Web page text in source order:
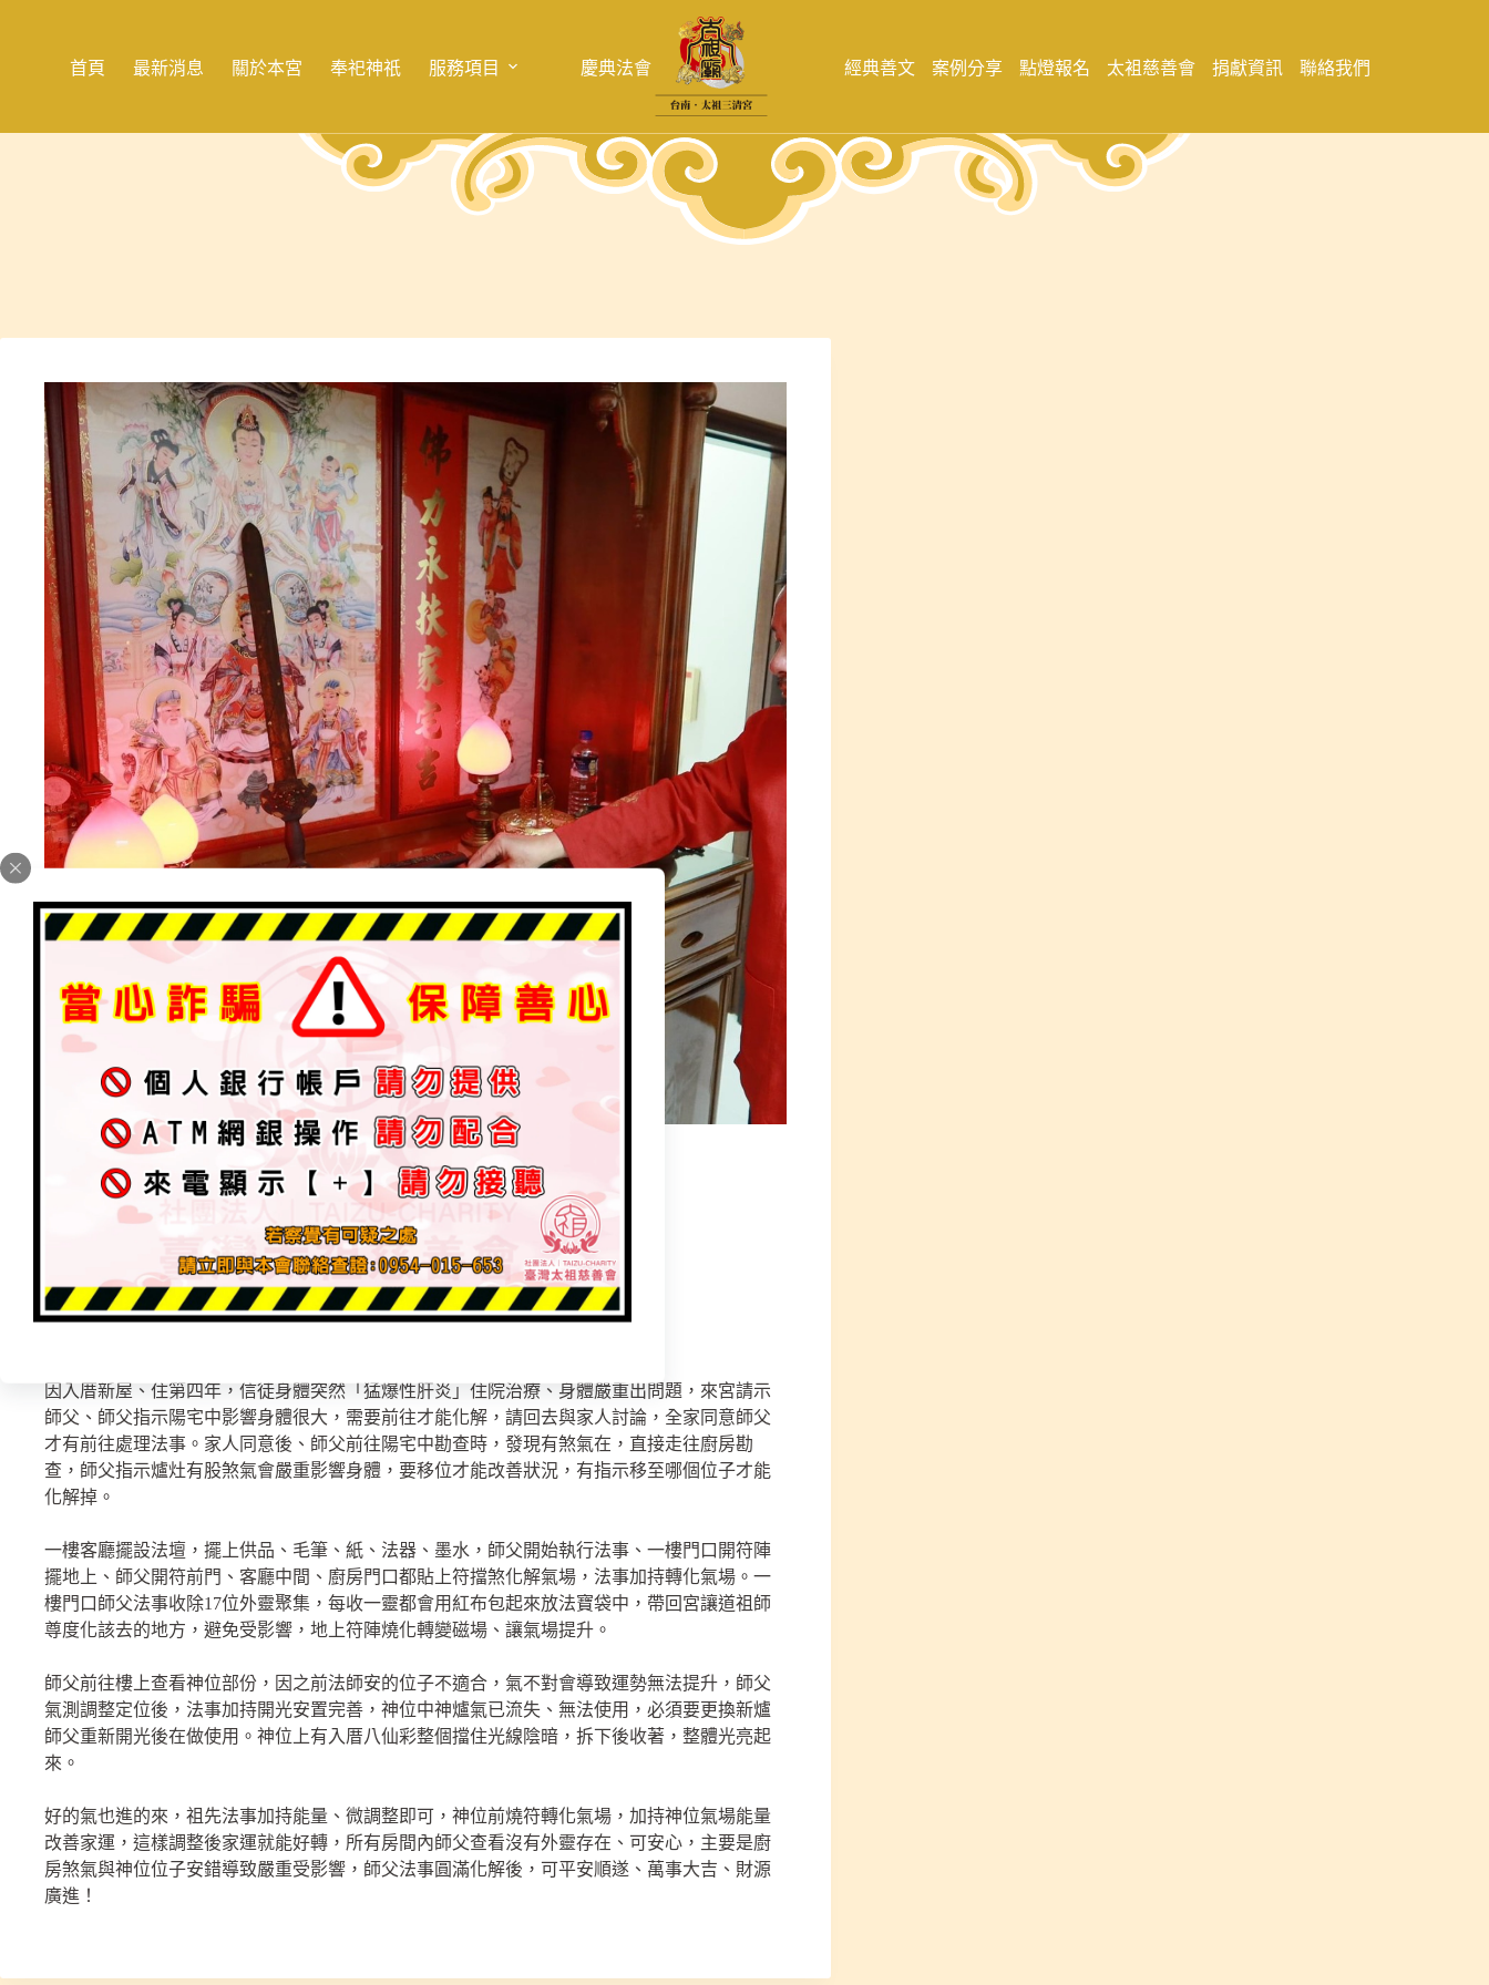
首頁 最新消息 關於本宮 奉祀神祇 服務項目 慶典法會 經典善文 案例分享 點燈報名 太袓慈善會 捐獻資訊 聯絡我們
庚子年12月24日．台南-陽宅淨化￼
出勤勘查處理篇 2022 年 3 月 20 日
加入為 Google 偏好來源
因入厝新屋、住第四年，信徒身體突然「猛爆性肝炎」住院治療、身體嚴重出問題，來宮請示
師父、師父指示陽宅中影響身體很大，需要前往才能化解，請回去與家人討論，全家同意師父
才有前往處理法事。家人同意後、師父前往陽宅中勘查時，發現有煞氣在，直接走往廚房勘
查，師父指示爐灶有股煞氣會嚴重影響身體，要移位才能改善狀況，有指示移至哪個位子才能
化解掉。
一樓客廳擺設法壇，擺上供品、毛筆、紙、法器、墨水，師父開始執行法事、一樓門口開符陣
擺地上、師父開符前門、客廳中間、廚房門口都貼上符擋煞化解氣場，法事加持轉化氣場。一
樓門口師父法事收除17位外靈聚集，每收一靈都會用紅布包起來放法寶袋中，帶回宮讓道祖師
尊度化該去的地方，避免受影響，地上符陣燒化轉變磁場、讓氣場提升。
師父前往樓上查看神位部份，因之前法師安的位子不適合，氣不對會導致運勢無法提升，師父
氣測調整定位後，法事加持開光安置完善，神位中神爐氣已流失、無法使用，必須要更換新爐
師父重新開光後在做使用。神位上有入厝八仙彩整個擋住光線陰暗，拆下後收著，整體光亮起
來。
好的氣也進的來，祖先法事加持能量、微調整即可，神位前燒符轉化氣場，加持神位氣場能量
改善家運，這樣調整後家運就能好轉，所有房間內師父查看沒有外靈存在、可安心，主要是廚
房煞氣與神位位子安錯導致嚴重受影響，師父法事圓滿化解後，可平安順遂、萬事大吉、財源
廣進！